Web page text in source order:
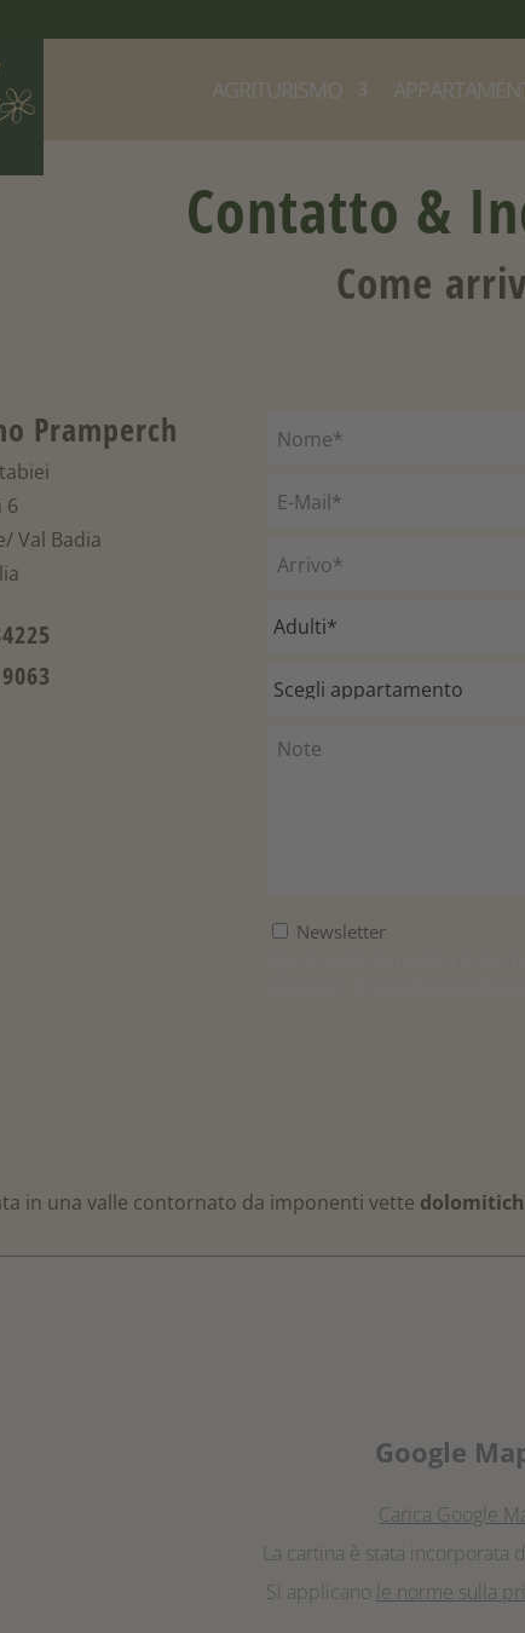
AGRITURISMO
Contatto &
Come
Pramperch
6
Val Badia
Newsletter
in una valle contornato da imponenti vette
Google
Carica Google
La cartina è stata incorporata
Si applicano le norme sulla